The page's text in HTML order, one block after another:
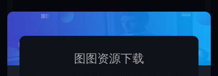
由于下载服务的特殊性，一旦您购买使用了下载服务，就
图图资源下载